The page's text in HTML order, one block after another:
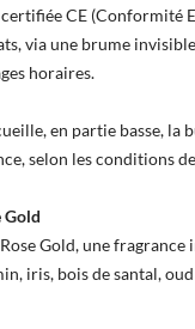
CE (Conformité
via une brume
horaires.
en partie basse,
selon les conditions
Gold
Gold, une
iris, bois de santal,